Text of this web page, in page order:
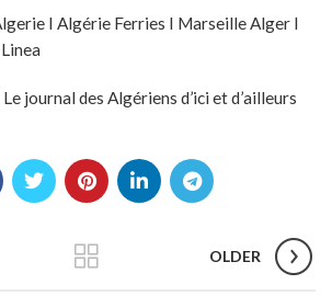
I Algérie Ferries I Marseille Alger I
journal des Algériens d’ici et d’ailleurs
OLDER